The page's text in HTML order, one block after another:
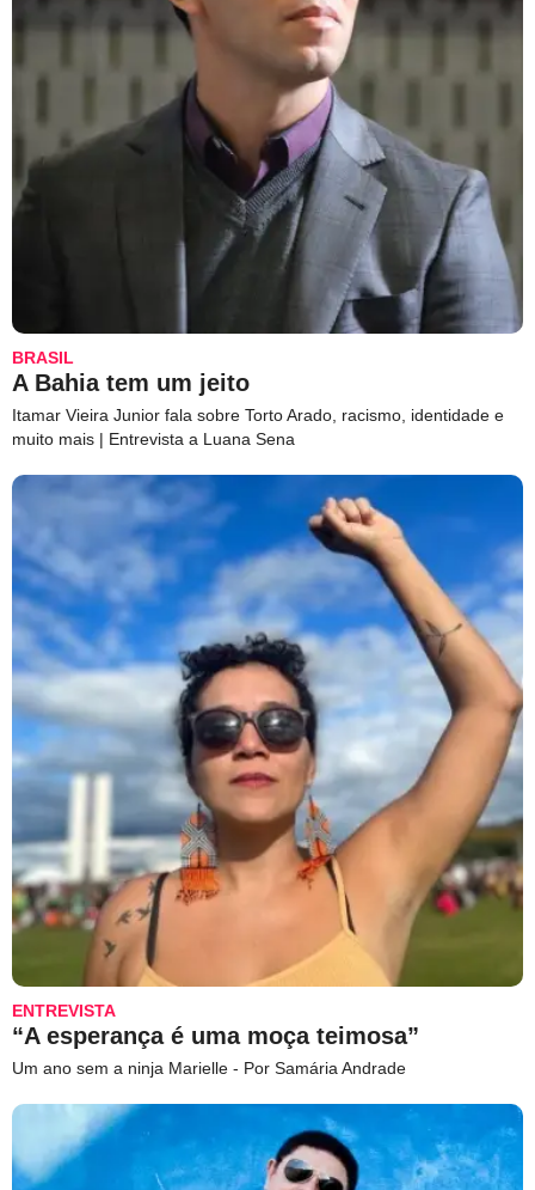
BRASIL
A Bahia tem um jeito
Itamar Vieira Junior fala sobre Torto Arado, racismo, identidade e
muito mais | Entrevista a Luana Sena
ENTREVISTA
“A esperança é uma moça teimosa”
Um ano sem a ninja Marielle - Por Samária Andrade